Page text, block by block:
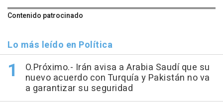
Contenido patrocinado
Lo más leído en Política
O.Próximo.- Irán avisa a Arabia Saudí que su
nuevo acuerdo con Turquía y Pakistán no va
a garantizar su seguridad